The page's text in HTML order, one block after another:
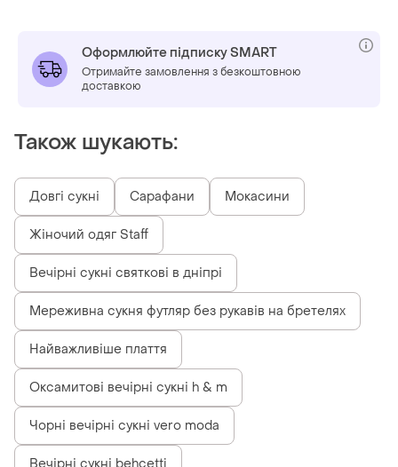
Оформлюйте підписку SMART
Отримайте замовлення з безкоштовною
доставкою
Також шукають:
Довгі сукні Сарафани Мокасини
Жіночий одяг Staff
Вечірні сукні святкові в дніпрі
Мереживна сукня футляр без рукавів на бретелях
Найважливіше плаття
Оксамитові вечірні сукні h & m
Чорні вечірні сукні vero moda